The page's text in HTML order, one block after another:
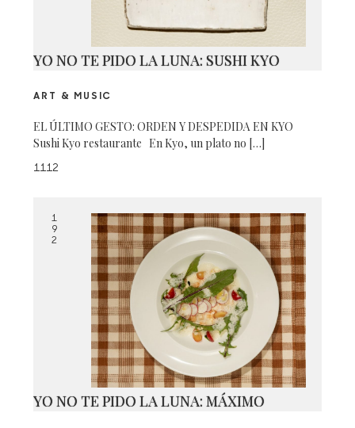
YO NO TE PIDO LA LUNA: SUSHI KYO
ART & MUSIC
EL ÚLTIMO GESTO: ORDEN Y DESPEDIDA EN KYO
Sushi Kyo restaurante En Kyo, un plato no […]
1112
1
9
2
YO NO TE PIDO LA LUNA: MÁXIMO